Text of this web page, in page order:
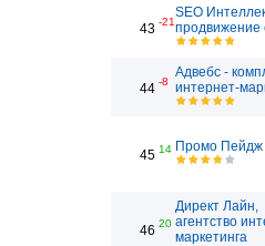
43 -21
SEO
продвижение
44 -8
Адвебс -
интернет-
45 14 Промо Пейдж
46 20
Директ Лайн,
агентство
маркетинга